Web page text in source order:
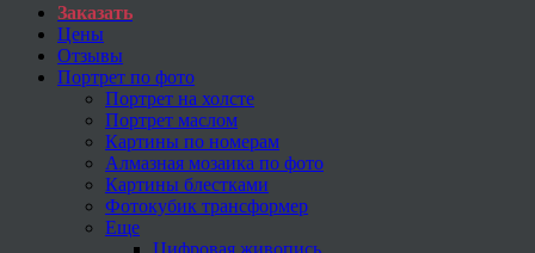
Заказать
Цены
Отзывы
Портрет по фото
Портрет на холсте
Портрет маслом
Картины по номерам
Алмазная мозаика по фото
Картины блестками
Фотокубик трансформер
Еще
Цифровая живопись